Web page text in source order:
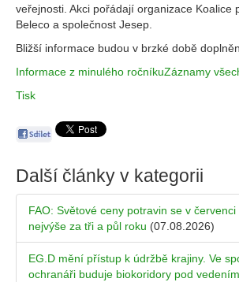
veřejnosti. Akci pořádají organizace Koalice
Beleco a společnost Jesep.
Bližší informace budou v brzké době
Informace z minulého ročníkuZáznamy
Tisk
Další články v kategorii
FAO: Světové ceny potravin se v červenci
nejvýše za tři a půl roku (07.08.2026)
EG.D mění přístup k údržbě krajiny. Ve
ochranáři buduje biokoridory pod